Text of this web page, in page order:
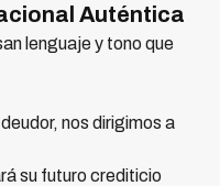
Auténtica
lenguaje y tono que
nos dirigimos a
su futuro crediticio